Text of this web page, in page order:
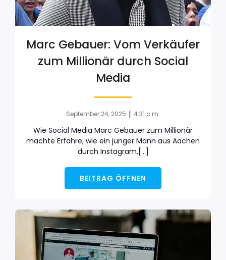
Marc Gebauer: Vom Verkäufer
zum Millionär durch Social
Media
September 24, 2025 | 4:31 p.m.
Wie Social Media Marc Gebauer zum Millionär
machte Erfahre, wie ein junger Mann aus Aachen
durch Instagram,[…]
BEITRAG ÖFFNEN